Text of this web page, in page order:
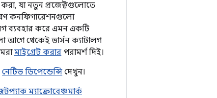
করা, যা নতুন প্রজেক্টগুলোতে
কনফিগারেশনগুলো
ব্যবহার করে এমন একটি
আগে থেকেই ভার্সন ক্যাটালগ
মাইগ্রেট করার পরামর্শ দিই।
নেটিভ ডিপেন্ডেন্সি দেখুন।
ম্যাক্রোবেঞ্চমার্ক